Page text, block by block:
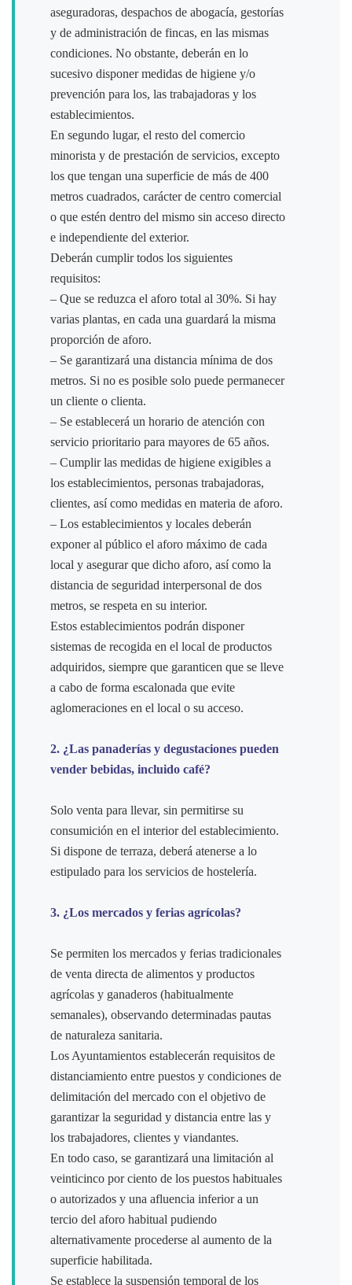
aseguradoras, despachos de abogacía, gestorías
y de administración de fincas, en las mismas
condiciones. No obstante, deberán en lo
sucesivo disponer medidas de higiene y/o
prevención para los, las trabajadoras y los
establecimientos.
En segundo lugar, el resto del comercio
minorista y de prestación de servicios, excepto
los que tengan una superficie de más de 400
metros cuadrados, carácter de centro comercial
o que estén dentro del mismo sin acceso directo
e independiente del exterior.
Deberán cumplir todos los siguientes
requisitos:
– Que se reduzca el aforo total al 30%. Si hay
varias plantas, en cada una guardará la misma
proporción de aforo.
– Se garantizará una distancia mínima de dos
metros. Si no es posible solo puede permanecer
un cliente o clienta.
– Se establecerá un horario de atención con
servicio prioritario para mayores de 65 años.
– Cumplir las medidas de higiene exigibles a
los establecimientos, personas trabajadoras,
clientes, así como medidas en materia de aforo.
– Los establecimientos y locales deberán
exponer al público el aforo máximo de cada
local y asegurar que dicho aforo, así como la
distancia de seguridad interpersonal de dos
metros, se respeta en su interior.
Estos establecimientos podrán disponer
sistemas de recogida en el local de productos
adquiridos, siempre que garanticen que se lleve
a cabo de forma escalonada que evite
aglomeraciones en el local o su acceso.
2. ¿Las panaderías y degustaciones pueden
vender bebidas, incluido café?
Solo venta para llevar, sin permitirse su
consumición en el interior del establecimiento.
Si dispone de terraza, deberá atenerse a lo
estipulado para los servicios de hostelería.
3. ¿Los mercados y ferias agrícolas?
Se permiten los mercados y ferias tradicionales
de venta directa de alimentos y productos
agrícolas y ganaderos (habitualmente
semanales), observando determinadas pautas
de naturaleza sanitaria.
Los Ayuntamientos establecerán requisitos de
distanciamiento entre puestos y condiciones de
delimitación del mercado con el objetivo de
garantizar la seguridad y distancia entre las y
los trabajadores, clientes y viandantes.
En todo caso, se garantizará una limitación al
veinticinco por ciento de los puestos habituales
o autorizados y una afluencia inferior a un
tercio del aforo habitual pudiendo
alternativamente procederse al aumento de la
superficie habilitada.
Se establece la suspensión temporal de los